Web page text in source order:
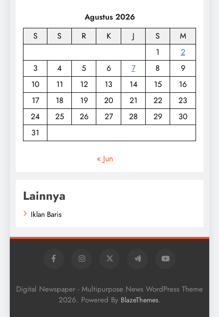
Agustus 2026
S
S R K J S
M
1
2
3
4 5 6 7 8
9
10
11 12 13 14 15
16
17
18 19 20 21 22
23
24
25 26 27 28 29
30
31
« Jun
Lainnya
Iklan Baris
Digital Newspaper - Multipurpose News WordPress Theme
2026. Powered By BlazeThemes.